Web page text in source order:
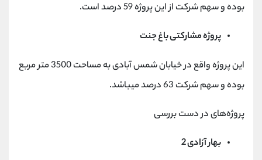
بوده و سهم شرکت از این پروژه 59 درصد است.
پروژه مشارکتی باغ جنت
این پروژه واقع در خیابان شمس آبادی به مساحت 3500 متر مربع
بوده و سهم شرکت 63 درصد میباشد.
پروژه‌های در دست بررسی
بهار آزادی 2